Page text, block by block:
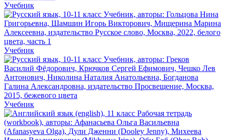
Учебник
Учебник
Учебник